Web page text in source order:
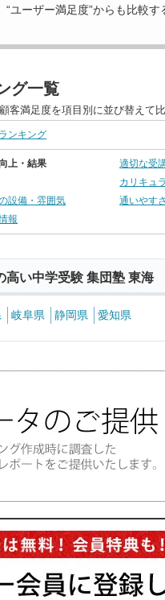
“ユーザー満足度”からも比較す
グ一覧
客満足度を項目別に並び替えて
ンキング
上・結果 適切な受
カリキュ
設備・雰囲気
通いやす
報
い中学受験 集団塾 東海
岐阜県 静岡県 愛知県